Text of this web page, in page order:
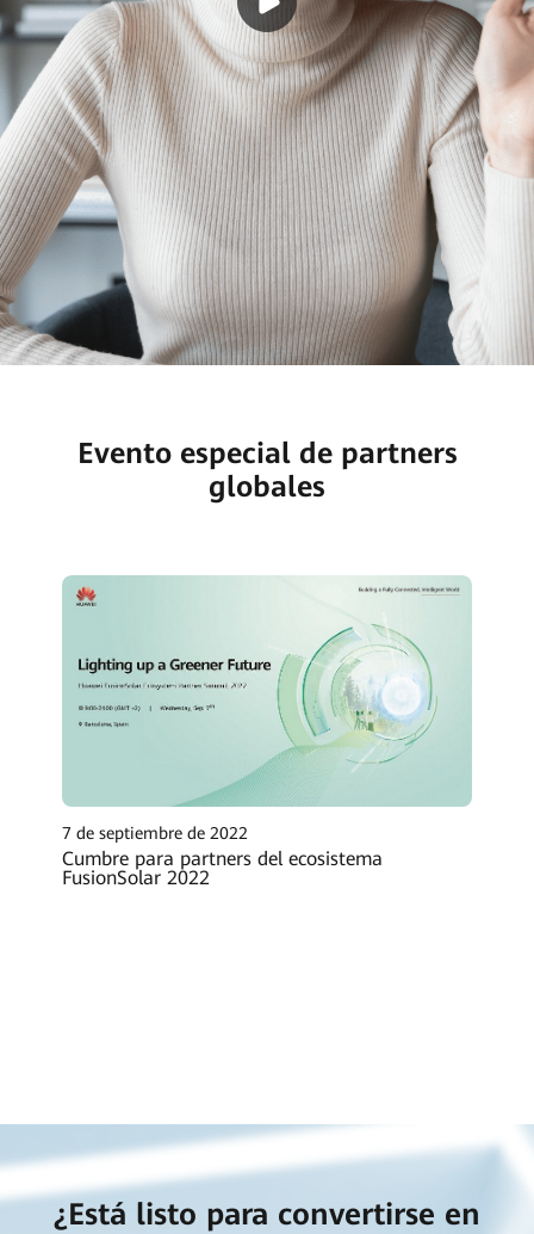
Evento especial de partners
globales
7 de septiembre de 2022
Cumbre para partners del ecosistema
FusionSolar 2022
¿Está listo para convertirse en